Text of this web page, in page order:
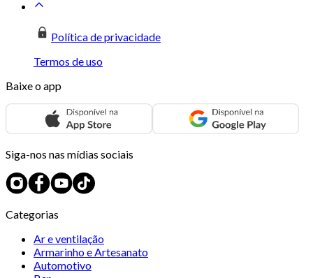
Política de privacidade
Termos de uso
Baixe o app
Siga-nos nas mídias sociais
Categorias
Ar e ventilação
Armarinho e Artesanato
Automotivo